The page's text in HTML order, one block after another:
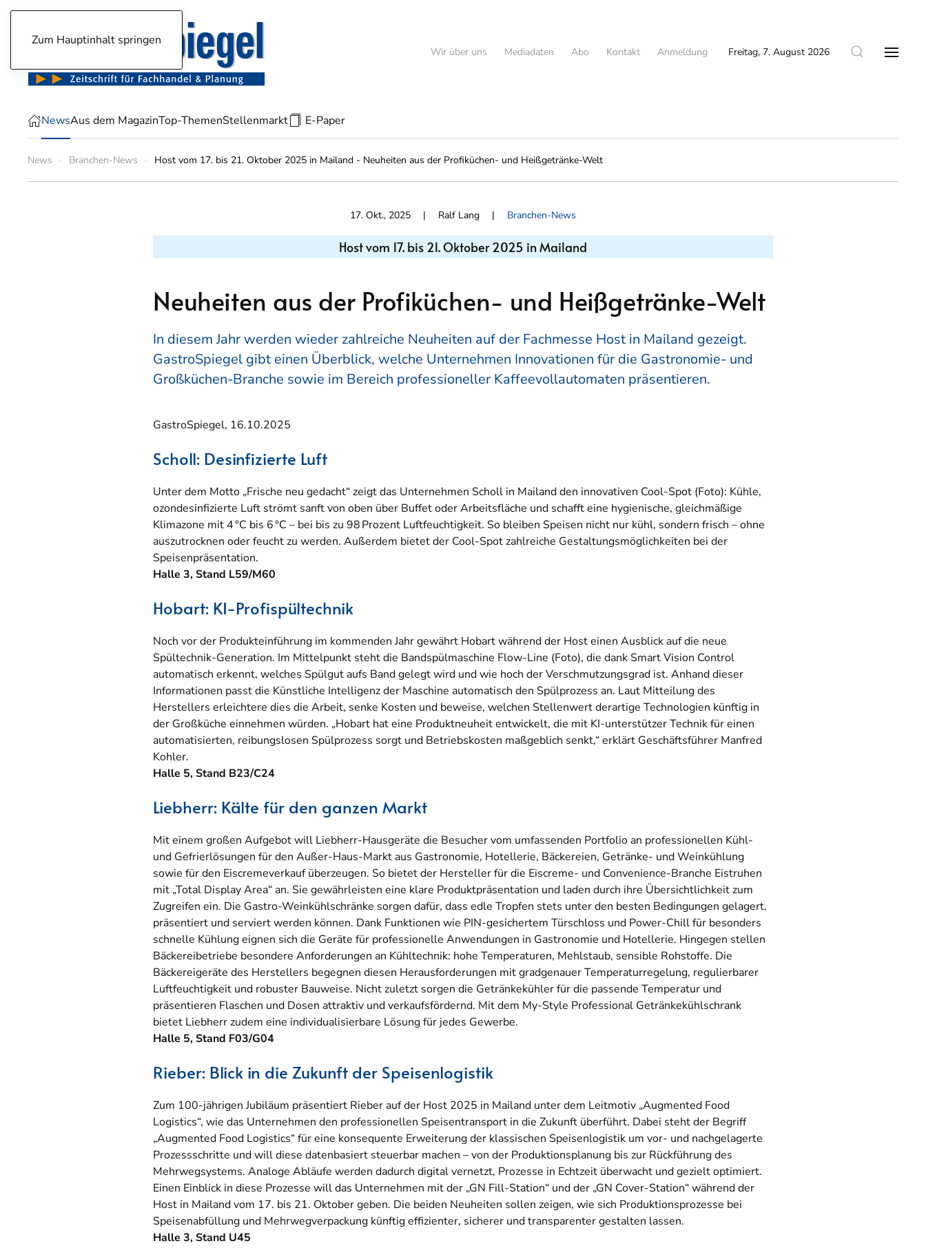
Zum Hauptinhalt springen
Wir über uns Mediadaten Abo Kontakt Anmeldung Freitag, 7. August 2026
NewsAus dem MagazinTop-ThemenStellenmarkt E-Paper
News Branchen-News Host vom 17. bis 21. Oktober 2025 in Mailand - Neuheiten aus der Profiküchen- und Heißgetränke-Welt
17. Okt., 2025 | Ralf Lang | Branchen-News
Host vom 17. bis 21. Oktober 2025 in Mailand
Neuheiten aus der Profiküchen- und Heißgetränke-Welt
In diesem Jahr werden wieder zahlreiche Neuheiten auf der Fachmesse Host in Mailand gezeigt.
GastroSpiegel gibt einen Überblick, welche Unternehmen Innovationen für die Gastronomie- und
Großküchen-Branche sowie im Bereich professioneller Kaffeevollautomaten präsentieren.
GastroSpiegel, 16.10.2025
Scholl: Desinfizierte Luft
Unter dem Motto „Frische neu gedacht“ zeigt das Unternehmen Scholl in Mailand den innovativen Cool-Spot (Foto): Kühle,
ozondesinfizierte Luft strömt sanft von oben über Buffet oder Arbeitsfläche und schafft eine hygienische, gleichmäßige
Klimazone mit 4 °C bis 6 °C – bei bis zu 98 Prozent Luftfeuchtigkeit. So bleiben Speisen nicht nur kühl, sondern frisch – ohne
auszutrocknen oder feucht zu werden. Außerdem bietet der Cool-Spot zahlreiche Gestaltungsmöglichkeiten bei der
Speisenpräsentation.
Halle 3, Stand L59/M60
Hobart: KI-Profispültechnik
Noch vor der Produkteinführung im kommenden Jahr gewährt Hobart während der Host einen Ausblick auf die neue
Spültechnik-Generation. Im Mittelpunkt steht die Bandspülmaschine Flow-Line (Foto), die dank Smart Vision Control
automatisch erkennt, welches Spülgut aufs Band gelegt wird und wie hoch der Verschmutzungsgrad ist. Anhand dieser
Informationen passt die Künstliche Intelligenz der Maschine automatisch den Spülprozess an. Laut Mitteilung des
Herstellers erleichtere dies die Arbeit, senke Kosten und beweise, welchen Stellenwert derartige Technologien künftig in
der Großküche einnehmen würden. „Hobart hat eine Produktneuheit entwickelt, die mit KI-unterstützer Technik für einen
automatisierten, reibungslosen Spülprozess sorgt und Betriebskosten maßgeblich senkt,“ erklärt Geschäftsführer Manfred
Kohler.
Halle 5, Stand B23/C24
Liebherr: Kälte für den ganzen Markt
Mit einem großen Aufgebot will Liebherr-Hausgeräte die Besucher vom umfassenden Portfolio an professionellen Kühl-
und Gefrierlösungen für den Außer-Haus-Markt aus Gastronomie, Hotellerie, Bäckereien, Getränke- und Weinkühlung
sowie für den Eiscremeverkauf überzeugen. So bietet der Hersteller für die Eiscreme- und Convenience-Branche Eistruhen
mit „Total Display Area“ an. Sie gewährleisten eine klare Produktpräsentation und laden durch ihre Übersichtlichkeit zum
Zugreifen ein. Die Gastro-Weinkühlschränke sorgen dafür, dass edle Tropfen stets unter den besten Bedingungen gelagert,
präsentiert und serviert werden können. Dank Funktionen wie PIN-gesichertem Türschloss und Power-Chill für besonders
schnelle Kühlung eignen sich die Geräte für professionelle Anwendungen in Gastronomie und Hotellerie. Hingegen stellen
Bäckereibetriebe besondere Anforderungen an Kühltechnik: hohe Temperaturen, Mehlstaub, sensible Rohstoffe. Die
Bäckereigeräte des Herstellers begegnen diesen Herausforderungen mit gradgenauer Temperaturregelung, regulierbarer
Luftfeuchtigkeit und robuster Bauweise. Nicht zuletzt sorgen die Getränkekühler für die passende Temperatur und
präsentieren Flaschen und Dosen attraktiv und verkaufsfördernd. Mit dem My-Style Professional Getränkekühlschrank
bietet Liebherr zudem eine individualisierbare Lösung für jedes Gewerbe.
Halle 5, Stand F03/G04
Rieber: Blick in die Zukunft der Speisenlogistik
Zum 100-jährigen Jubiläum präsentiert Rieber auf der Host 2025 in Mailand unter dem Leitmotiv „Augmented Food
Logistics“, wie das Unternehmen den professionellen Speisentransport in die Zukunft überführt. Dabei steht der Begriff
„Augmented Food Logistics“ für eine konsequente Erweiterung der klassischen Speisenlogistik um vor- und nachgelagerte
Prozessschritte und will diese datenbasiert steuerbar machen – von der Produktionsplanung bis zur Rückführung des
Mehrwegsystems. Analoge Abläufe werden dadurch digital vernetzt, Prozesse in Echtzeit überwacht und gezielt optimiert.
Einen Einblick in diese Prozesse will das Unternehmen mit der „GN Fill-Station“ und der „GN Cover-Station“ während der
Host in Mailand vom 17. bis 21. Oktober geben. Die beiden Neuheiten sollen zeigen, wie sich Produktionsprozesse bei
Speisenabfüllung und Mehrwegverpackung künftig effizienter, sicherer und transparenter gestalten lassen.
Halle 3, Stand U45